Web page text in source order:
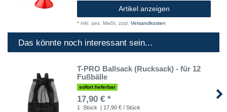
Artikel anzeigen
* inkl. ges. MwSt. zzgl. Versandkosten
Das könnte noch interessant sein...
T-PRO Ballsack (Rucksack) - für 12
Fußbälle
sofort lieferbar
17,90 € *
1 Stück | 17,90 € / Stück